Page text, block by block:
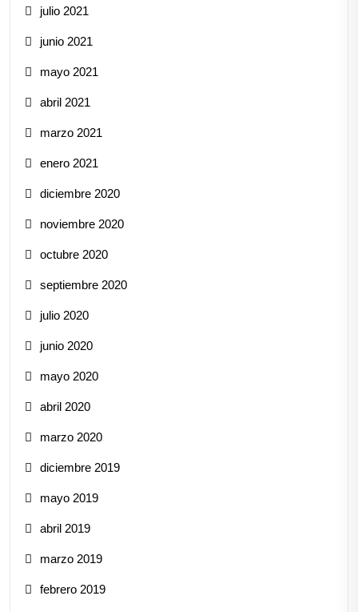
julio 2021
junio 2021
mayo 2021
abril 2021
marzo 2021
enero 2021
diciembre 2020
noviembre 2020
octubre 2020
septiembre 2020
julio 2020
junio 2020
mayo 2020
abril 2020
marzo 2020
diciembre 2019
mayo 2019
abril 2019
marzo 2019
febrero 2019